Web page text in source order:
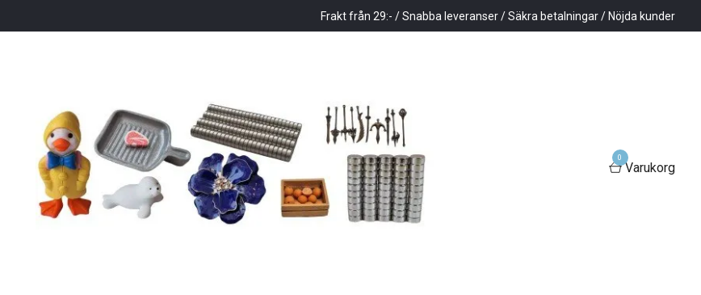
Frakt från 29:- / Snabba leveranser / Säkra betalningar / Nöjda kunder
0
Varukorg